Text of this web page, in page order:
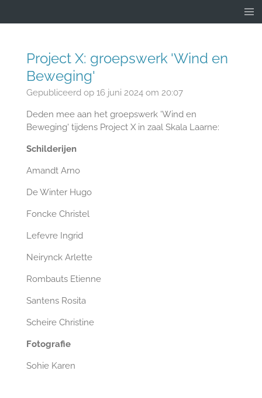
direct
hoofdinhoud
Project X: groepswerk 'Wind en
Beweging'
Gepubliceerd op 16 juni 2024 om 20:07
Deden mee aan het groepswerk 'Wind en
Beweging' tijdens Project X in zaal Skala Laarne:
Schilderijen
Amandt Arno
De Winter Hugo
Foncke Christel
Lefevre Ingrid
Neirynck Arlette
Rombauts Etienne
Santens Rosita
Scheire Christine
Fotografie
Sohie Karen